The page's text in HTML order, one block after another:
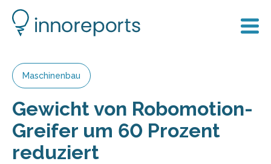
Maschinenbau
Gewicht von Robomotion-
Greifer um 60 Prozent
reduziert